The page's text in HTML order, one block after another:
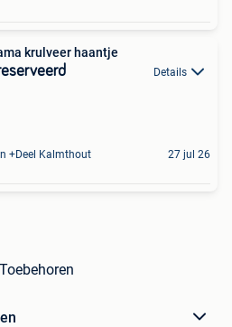
krulveer haantje
Details
+Deel Kalmthout 27 jul 26